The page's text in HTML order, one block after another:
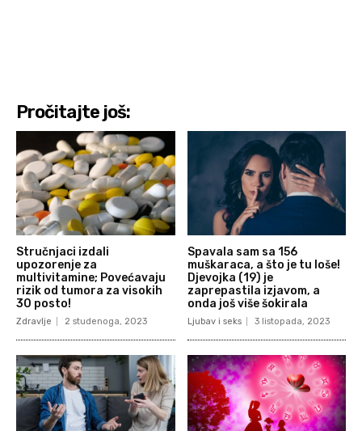
Pročitajte još:
Stručnjaci izdali
upozorenje za
multivitamine; Povećavaju
rizik od tumora za visokih
30 posto!
Zdravlje 2 studenoga, 2023
Spavala sam sa 156
muškaraca, a što je tu loše!
Djevojka (19) je
zaprepastila izjavom, a
onda još više šokirala
Ljubav i seks 3 listopada, 2023